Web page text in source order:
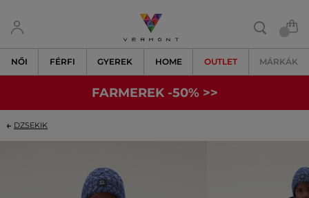
NŐI FÉRFI GYEREK HOME OUTLET MÁRKÁK
FARMEREK -50% >>
DZSEKIK